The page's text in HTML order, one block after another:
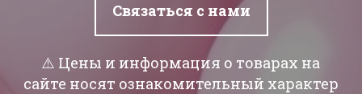
Связаться с нами
⚠️ Цены и информация о товарах на
сайте носят ознакомительный характер